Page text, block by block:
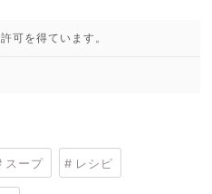
可を得ています。
スープ レシピ